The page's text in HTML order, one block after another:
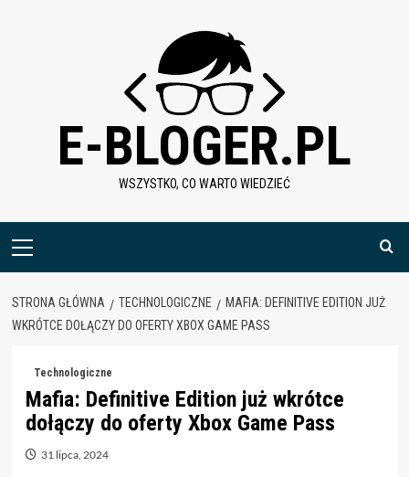
E-BLOGER.PL
WSZYSTKO, CO WARTO WIEDZIEĆ
Menu
STRONA GŁÓWNA TECHNOLOGICZNE
MAFIA: DEFINITIVE EDITION JUŻ
WKRÓTCE DOŁĄCZY DO OFERTY XBOX GAME PASS
Technologiczne
Mafia: Definitive Edition już wkrótce
dołączy do oferty Xbox Game Pass
31 lipca, 2024